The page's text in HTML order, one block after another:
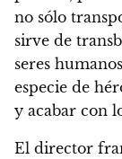
no sólo
sirve de
seres
especie de
y acabar con
El director